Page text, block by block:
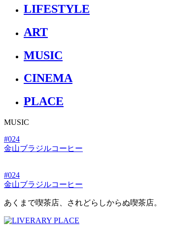
LIFESTYLE
ART
MUSIC
CINEMA
PLACE
MUSIC
#024
金山ブラジルコーヒー
#024
金山ブラジルコーヒー
あくまで喫茶店、されどらしからぬ喫茶店。